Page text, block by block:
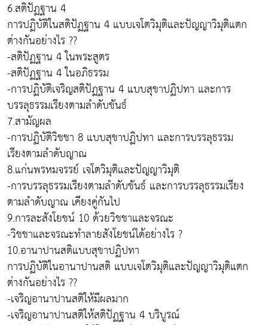
6.สติปัฏฐาน 4
การปฏิบัติในสติปัฏฐาน 4 แบบเจโตวิมุติและปัญญาวิมุติแตก
ต่างกันอย่างไร ??
-สติปัฏฐาน 4 ในพระสูตร
-สติปัฏฐาน 4 ในอภิธรรม
-การปฏิบัติเจริญสติปัฏฐาน 4 แบบสุขาปฏิปทา และการ
บรรลุธรรมเรียงตามลำดับขันธ์
7.สามัญผล
-การปฏิบัติวิชชา 8 แบบสุขาปฏิปทา และการบรรลุธรรม
เรียงตามลำดับญาณ
8.แก่นพรหมจรรย์ เจโตวิมุติและปัญญาวิมุติ
-การบรรลุธรรมเรียงตามลำดับขันธ์ และการบรรลุธรรมเรียง
ตามลำดับญาณ เคียงคู่กันไป
9.การละสังโยชน์ 10 ด้วยวิชชาและจรณะ
-วิชชาและจรณะทำลายสังโยชน์ได้อย่างไร ?
10.อานาปานสติแบบสุขาปฏิปทา
การปฏิบัติในอานาปานสติ แบบเจโตวิมุติและปัญญาวิมุติแตก
ต่างกันอย่างไร ??
-เจริญอานาปานสติให้มีผลมาก
-เจริญอานาปานสติให้สติปัฏฐาน 4 บริบูรณ์